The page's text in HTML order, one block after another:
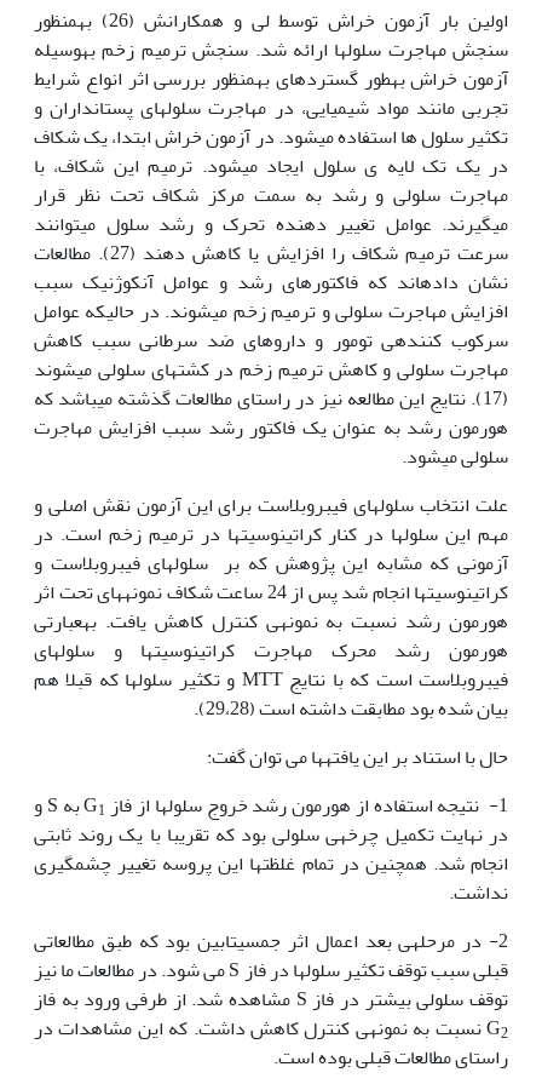
اولین بار آزمون خراش توسط لی و همکارانش (26) به‏منظور
سنجش مهاجرت سلول‫ها ارائه شد. سنجش ترمیم زخم به‫وسیله
آزمون خراش به‫طور گسترده‏ای به‏منظور بررسی اثر انواع شرایط
تجربی مانند مواد شیمیایی، در مهاجرت سلول‏های پستانداران و
تکثیر سلول ها استفاده می‏شود. در آزمون خراش ابتدا، یک شکاف
در یک تک لایه ی سلول ایجاد می‏شود. ترمیم این شکاف، با
مهاجرت سلولی و رشد به سمت مرکز شکاف تحت نظر قرار
می‏گیرند. عوامل تغییر دهنده تحرک و رشد سلول می‏توانند
سرعت ترمیم شکاف را افزایش یا کاهش دهند (27). مطالعات
نشان داده‏اند که فاکتورهای رشد و عوامل آنکوژنیک سبب
افزایش مهاجرت سلولی و ترمیم زخم می‏شوند. در حالی‏که عوامل
سرکوب کننده‏ی تومور و داروهای ضد سرطانی سبب کاهش
مهاجرت سلولی و کاهش ترمیم زخم در کشت‏های سلولی می‏شوند
(17). نتایج این مطالعه نیز در راستای مطالعات گذشته می‏باشد که
هورمون رشد به عنوان یک فاکتور رشد سبب افزایش مهاجرت
سلولی می‏شود.
علت انتخاب سلول‏های فیبروبلاست برای این آزمون نقش اصلی و
مهم این سلول‏ها در کنار کراتینوسیت‏ها در ترمیم زخم است. در
آزمونی که مشابه این پژوهش که بر سلول‏های فیبروبلاست و
کراتینوسیت‏ها انجام شد پس از 24 ساعت شکاف نمونه‏های تحت اثر
هورمون رشد نسبت به نمونه‏ی کنترل کاهش یافت. به‏عبارتی
هورمون رشد محرک مهاجرت کراتینوسیت‏ها و سلول‏های
فیبروبلاست است که با نتایج MTT و تکثیر سلول‏ها که قبلا هم
بیان شده بود مطابقت داشته است (29،28).
حال با استناد بر این یافته‏ها می توان گفت:
1- نتیجه استفاده از هورمون رشد خروج سلول‏ها از فاز G
1
به S و
در نهایت تکمیل چرخه‏ی سلولی بود که تقریبا با یک روند ثابتی
انجام شد. همچنین در تمام غلظت‫ها این پروسه تغییر چشمگیری
نداشت.
2- در مرحله‏ی بعد اعمال اثر جمسیتابین بود که طبق مطالعاتی
قبلی سبب توقف تکثیر سلول‏ها در فاز S می شود. در مطالعات ما نیز
توقف سلولی بیشتر در فاز S مشاهده شد. از طرفی ورود به فاز
G2
نسبت به نمونه‏ی کنترل کاهش داشت. که این مشاهدات در
راستای مطالعات قبلی بوده است.